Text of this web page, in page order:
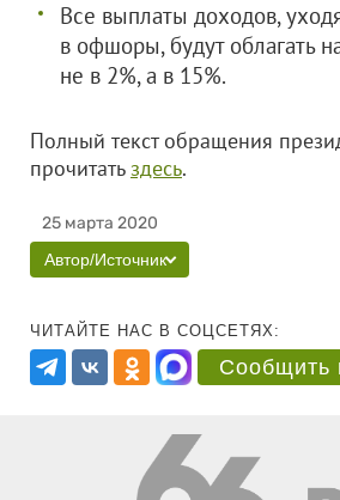
Все выплаты доходов,
в офшоры, будут облагать
не в 2%, а в 15%.
Полный текст обращения
прочитатьздесь.
25 марта 2020
Автор/Источник
ЧИТАЙТЕ НАС В СОЦСЕТЯХ:
Сообщить